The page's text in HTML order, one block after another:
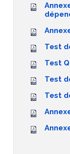
Test
Test
Test
Test